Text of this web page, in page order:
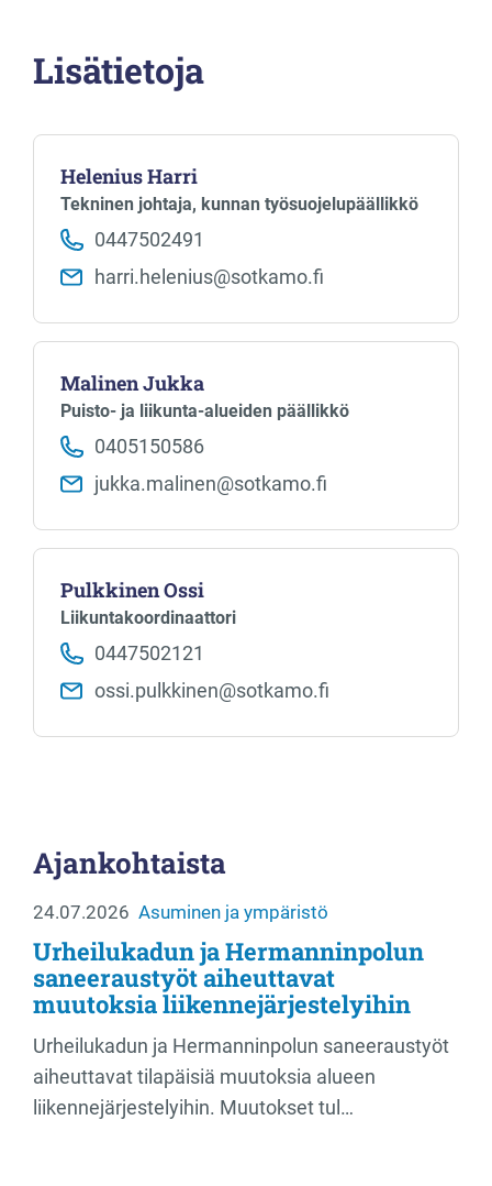
Lisätietoja
Helenius Harri
Tekninen johtaja, kunnan työsuojelupäällikkö
0447502491
harri.helenius​@sotkamo.fi
Malinen Jukka
Puisto- ja liikunta-alueiden päällikkö
0405150586
jukka.malinen​@sotkamo.fi
Pulkkinen Ossi
Liikuntakoordinaattori
0447502121
ossi.pulkkinen​@sotkamo.fi
Ajankohtaista
24.07.2026 Asuminen ja ympäristö
Urheilukadun ja Hermanninpolun
saneeraustyöt aiheuttavat
muutoksia liikennejärjestelyihin
Urheilukadun ja Hermanninpolun saneeraustyöt
aiheuttavat tilapäisiä muutoksia alueen
liikennejärjestelyihin. Muutokset tul…